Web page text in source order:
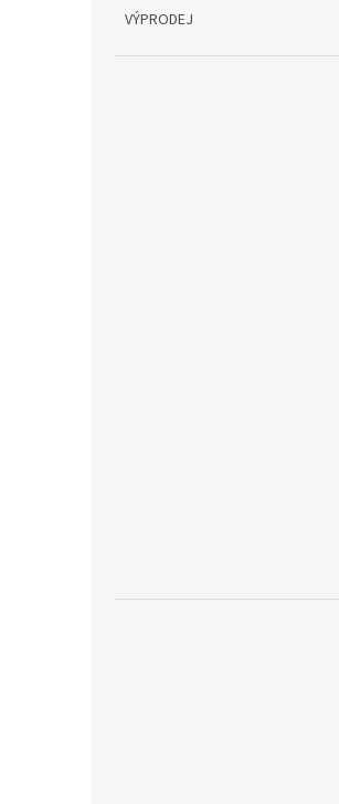
VÝPRODEJ